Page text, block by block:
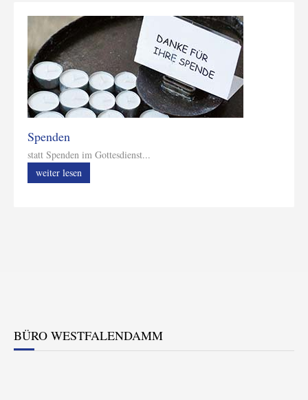
Spenden
statt Spenden im Gottesdienst...
weiter lesen
BÜRO WESTFALENDAMM